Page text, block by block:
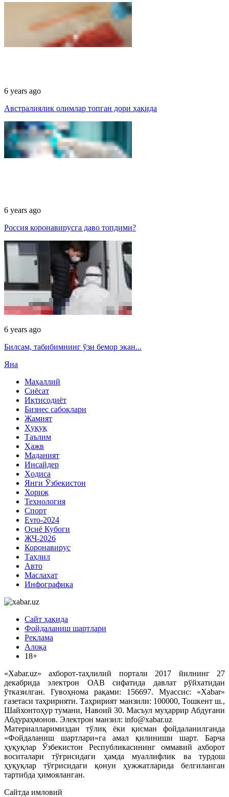
6 years ago
Австралиялик олимлар топган дори ҳақида
6 years ago
Россия коронавирусга даво топдими?
6 years ago
Билсам, табибимнинг ўзи бемор экан...
Яна
Маҳаллий
Сиёсат
Иқтисодиёт
Бизнес сабоқлари
Жамият
Ҳуқуқ
Таълим
Ҳажв
Маданият
Инсайдер
Ҳодиса
Янги Ўзбекистон
Хориж
Технология
Спорт
Evro-2024
Осиё Кубоги
ЖЧ-2026
Коронавирус
Таҳлил
Авто
Маслаҳат
Инфографика
Сайт ҳақида
Фойдаланиш шартлари
Реклама
Алоқа
18+
«Xabar.uz» ахборот-таҳлилий портали 2017 йилнинг 27
декабрида электрон ОАВ сифатида давлат рўйхатидан
ўтказилган. Гувоҳнома рақами: 156697. Муассис: «Xabar»
газетаси таҳририяти. Таҳририят манзили: 100000, Тошкент ш.,
Шайхонтоҳур тумани, Навоий 30. Масъул муҳаррир Абдуғани
Абдураҳмонов. Электрон манзил: info@xabar.uz
Материалларимиздан тўлиқ ёки қисман фойдаланилганда
«Фойдаланиш шартлари»га амал қилиниши шарт. Барча
ҳуқуқлар Ўзбекистон Республикасининг оммавий ахборот
воситалари тўғрисидаги ҳамда муаллифлик ва турдош
ҳуқуқлар тўғрисидаги қонун ҳужжатларида белгиланган
тартибда ҳимояланган.
Сайтда имловий